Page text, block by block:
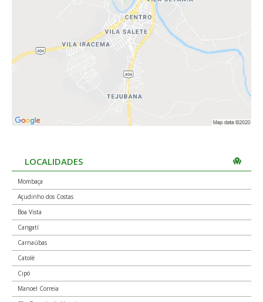
LOCALIDADES
Mombaça
Açudinho dos Costas
Boa Vista
Cangatí
Carnaúbas
Catolé
Cipó
Manoel Correia